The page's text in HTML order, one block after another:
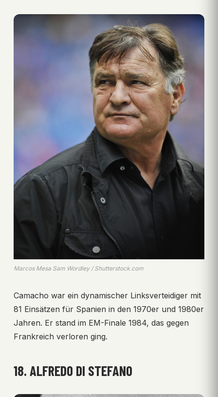
Marcos Mesa Sam Wordley / Shutterstock.com
Camacho war ein dynamischer Linksverteidiger mit
81 Einsätzen für Spanien in den 1970er und 1980er
Jahren. Er stand im EM-Finale 1984, das gegen
Frankreich verloren ging.
18. ALFREDO DI STEFANO